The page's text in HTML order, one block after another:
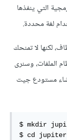
التي ينفذها
لغة محددة.
لكنها لا تمنحك
الملفات، وسنرى
مستودع جيت
$ mkdir
$ cd jupiter